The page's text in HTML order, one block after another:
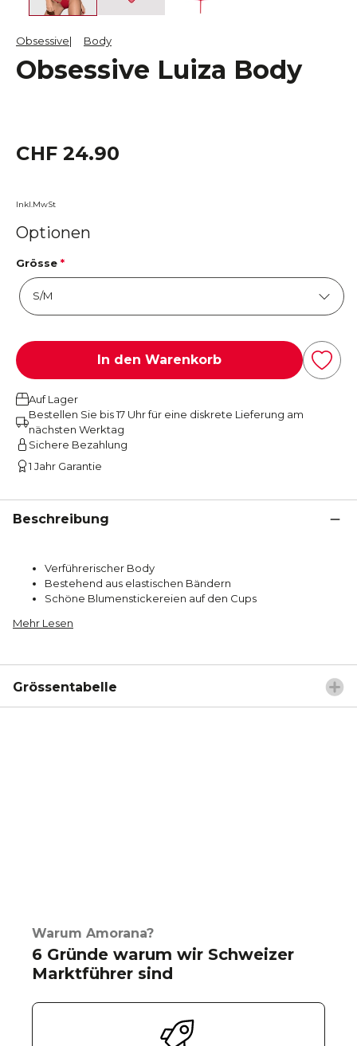
Obsessive Body
Obsessive Luiza Body
CHF 24.90
Inkl.MwSt
Optionen
Grösse *
In den Warenkorb
Auf Lager
Bestellen Sie bis 17 Uhr für eine diskrete Lieferung am
nächsten Werktag
Sichere Bezahlung
1 Jahr Garantie
Beschreibung
Verführerischer Body
Bestehend aus elastischen Bändern
Schöne Blumenstickereien auf den Cups
Mehr Lesen
Grössentabelle
Warum Amorana?
6 Gründe warum wir Schweizer
Marktführer sind